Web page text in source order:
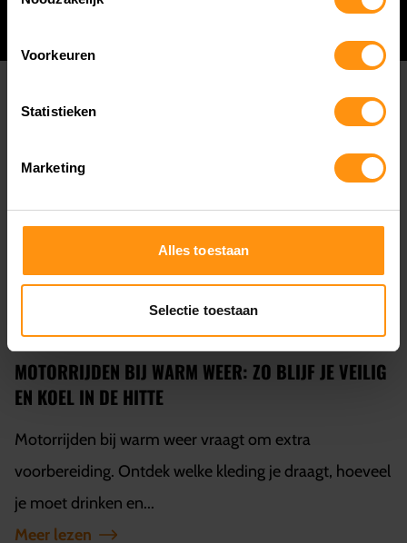
Voorkeuren
Statistieken
Marketing
Alles toestaan
Selectie toestaan
MOTORRIJDEN BIJ WARM WEER: ZO BLIJF JE VEILIG
EN KOEL IN DE HITTE
Motorrijden bij warm weer vraagt om extra
voorbereiding. Ontdek welke kleding je draagt, hoeveel
je moet drinken en...
Meer lezen